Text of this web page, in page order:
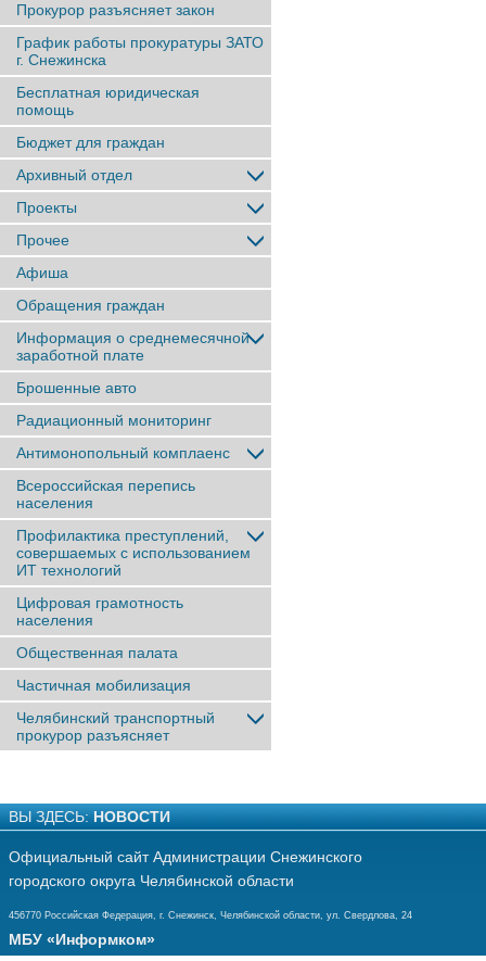
Прокурор разъясняет закон
График работы прокуратуры ЗАТО
г. Снежинска
Бесплатная юридическая
помощь
Бюджет для граждан
Архивный отдел
Проекты
Прочее
Афиша
Обращения граждан
Информация о среднемесячной
заработной плате
Брошенные авто
Радиационный мониторинг
Антимонопольный комплаенс
Всероссийская перепись
населения
Профилактика преступлений,
совершаемых с использованием
ИТ технологий
Цифровая грамотность
населения
Общественная палата
Частичная мобилизация
Челябинский транспортный
прокурор разъясняет
ВЫ ЗДЕСЬ: НОВОСТИ
Официальный сайт Администрации Снежинского
городского округа Челябинской области
456770 Российская Федерация, г. Снежинск, Челябинской области, ул. Свердлова, 24
МБУ «Информком»